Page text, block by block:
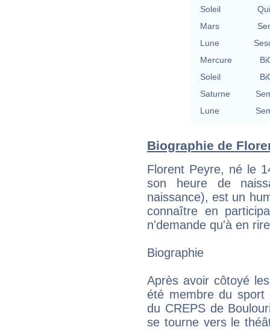
Soleil
Mars
Lune
Mercure
Soleil
Saturne
Lune
Biographie de
Florent Peyre, né le
son heure de
naissance), est un
connaître en
n'demande qu'à en
Biographie
Après avoir côtoyé
été membre du sport
du CREPS de
se tourne vers le